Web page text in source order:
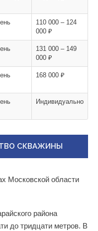
110 000 – 124
000 ₽
131 000 – 149
000 ₽
168 000 ₽
Индивидуально
СКВАЖИНЫ
Московской области
района
до тридцати метров. В